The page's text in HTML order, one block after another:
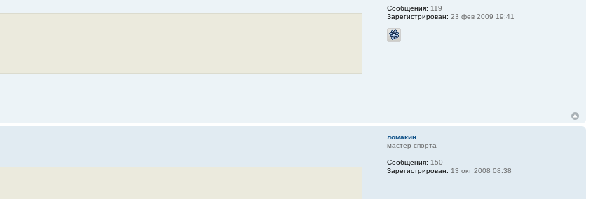
Сообщения: 119
Зарегистрирован: 23 фев 2009 19:41
ломакин
мастер спорта
Сообщения: 150
Зарегистрирован: 13 окт 2008 08:38